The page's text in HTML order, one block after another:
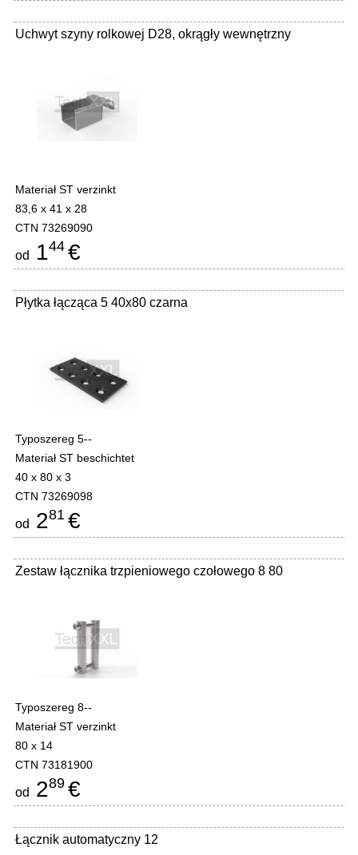
Uchwyt szyny rolkowej D28, okrągły wewnętrzny
Materiał ST verzinkt
83,6 x 41 x 28
CTN 73269090
od 144 €
Płytka łącząca 5 40x80 czarna
Typoszereg 5--
Materiał ST beschichtet
40 x 80 x 3
CTN 73269098
od 281 €
Zestaw łącznika trzpieniowego czołowego 8 80
Typoszereg 8--
Materiał ST verzinkt
80 x 14
CTN 73181900
od 289 €
Łącznik automatyczny 12